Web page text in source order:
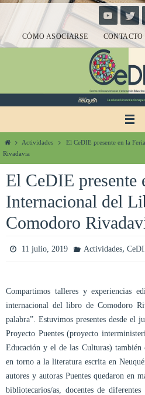
contenidoCÓMO ASOCIARSE CONTACTO
InicioActividades
El CeDIE presente en la
Rivadavia
El CeDIE presente
Internacional del
Comodoro
11 julio, 2019 Actividades,
Compartimos talleres y experiencias
internacional del libro de Comodoro
palabra”. Estuvimos presentes desde
Proyecto Puentes (proyecto
Educación y el de las Culturas) también
en torno a la literatura escrita en
autores y autoras Puentes quedaron en
bibliotecarios/as, docentes de